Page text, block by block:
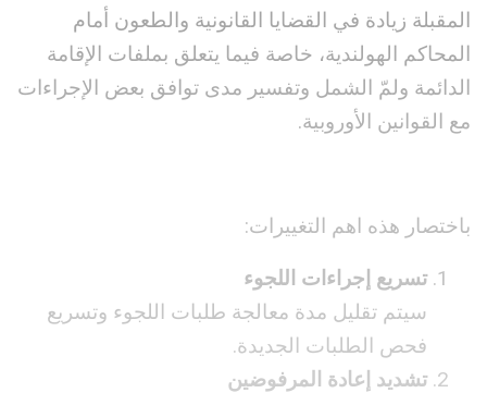
المقبلة زيادة في القضايا القانونية والطعون أمام
المحاكم الهولندية، خاصة فيما يتعلق بملفات الإقامة
الدائمة ولمّ الشمل وتفسير مدى توافق بعض الإجراءات
مع القوانين الأوروبية.
باختصار هذه اهم التغييرات:
تسريع إجراءات اللجوء
سيتم تقليل مدة معالجة طلبات اللجوء وتسريع
فحص الطلبات الجديدة.
تشديد إعادة المرفوضين